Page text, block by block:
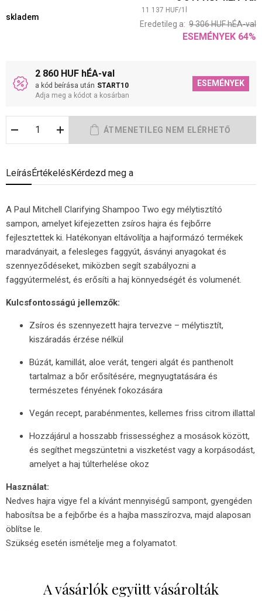
skladem
11 137 HUF/1
Eredetileg a: 9 306HUFhÉA-val
ESEMÉNYEK 64%
2 860 HUF hÉA-val
a kód beírása után START10
Adja meg a kódot a kosárban
ESEMÉNYEK
LeírásÉrtékelésKérdezd meg a
A Paul Mitchell Clarifying Shampoo Two egy mélytisztító
sampon, amelyet kifejezetten zsíros hajra és fejbőrre
fejlesztettek ki. Hatékonyan eltávolítja a hajformázó termékek
maradványait, a felesleges faggyút, ásványi anyagokat és
szennyeződéseket, miközben segít szabályozni a
faggyútermelést, és erősíti a haj könnyedségét és volumenét.
Kulcsfontosságú jellemzők:
Zsíros és szennyezett hajra tervezve – mélytisztít,
kiszáradás érzése nélkül
Búzát, kamillát, aloe verát, tengeri algát és panthenolt
tartalmaz a bőr erősítésére, megnyugtatására és
természetes fényének fokozására
Vegán recept, parabénmentes, kellemes friss citrom illattal
Hozzájárul a hosszabb frissességhez a mosások között,
és segíthet megszüntetni a viszketést vagy a korpásodást,
amelyet a haj túlterhelése okoz
Használat:
Nedves hajra vigye fel a kívánt mennyiségű sampont, gyengéden
habosítsa be a fejbőrbe és a hajba masszírozva, majd alaposan
öblítse le.
Szükség esetén ismételje meg a folyamatot.
A vásárlók együtt vásárolták